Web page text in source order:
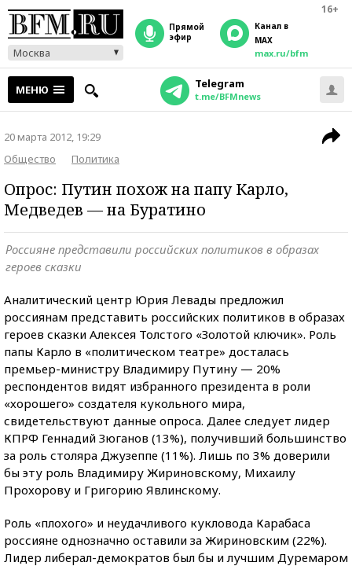
16+
Москва
прямой
эфир
Канал в
MAX
max.ru/bfm
МЕНЮ Telegram
t.me/BFMnews
20 марта 2012, 19:29
Общество
Политика
Опрос: Путин похож на папу Карло,
Медведев — на Буратино
Россияне представили российских политиков в образах
героев сказки
Аналитический центр Юрия Левады предложил
россиянам представить российских политиков в образах
героев сказки Алексея Толстого «Золотой ключик». Роль
папы Карло в «политическом театре» досталась
премьер-министру Владимиру Путину — 20%
респондентов видят избранного президента в роли
«хорошего» создателя кукольного мира,
свидетельствуют данные опроса. Далее следует лидер
КПРФ Геннадий Зюганов (13%), получивший большинство
за роль столяра Джузеппе (11%). Лишь по 3% доверили
бы эту роль Владимиру Жириновскому, Михаилу
Прохорову и Григорию Явлинскому.
Роль «плохого» и неудачливого кукловода Карабаса
россияне однозначно оставили за Жириновским (22%).
Лидер либерал-демократов был бы и лучшим Дуремаром